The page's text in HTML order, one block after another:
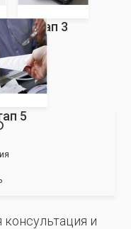
Этап 3
5
консультация и